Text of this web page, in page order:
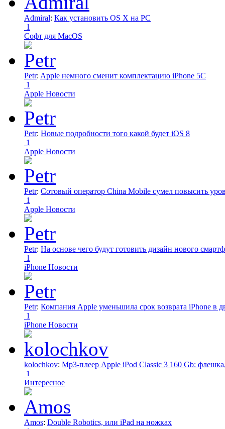
Admiral: Как установить OS X на PC
1
Софт для MacOS
Petr: Apple немного сменит комплектацию iPhone 5C
1
Apple Новости
Petr: Новые подробности того какой будет iOS 8
1
Apple Новости
Petr: Сотовый оператор China Mobile сумел повысить
1
Apple Новости
Petr: На основе чего будут готовить дизайн нового
1
iPhone Новости
Petr: Компания Apple уменьшила срок возврата iPhone в
1
iPhone Новости
kolochkov: Mp3-плеер Apple iPod Classic 3 160 Gb:
1
Интересное
Amos: Double Robotics, или iPad на ножках